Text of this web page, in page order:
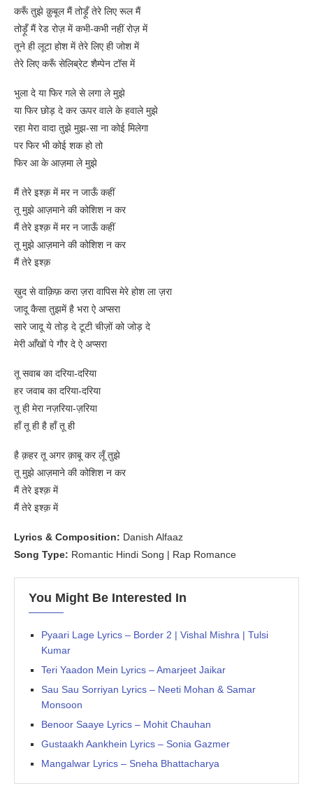
करूँ तुझे क़ुबूल मैं तोड़ूँ तेरे लिए रूल मैं
तोड़ूँ मैं रेड रोज़ में कभी-कभी नहीं रोज़ में
तूने ही लूटा होश में तेरे लिए ही जोश में
तेरे लिए करूँ सेलिब्रेट शैम्पेन टॉस में
भुला दे या फिर गले से लगा ले मुझे
या फिर छोड़ दे कर ऊपर वाले के हवाले मुझे
रहा मेरा वादा तुझे मुझ-सा ना कोई मिलेगा
पर फिर भी कोई शक हो तो
फिर आ के आज़मा ले मुझे
मैं तेरे इश्क़ में मर न जाऊँ कहीं
तू मुझे आज़माने की कोशिश न कर
मैं तेरे इश्क़ में मर न जाऊँ कहीं
तू मुझे आज़माने की कोशिश न कर
मैं तेरे इश्क़
ख़ुद से वाक़िफ़ करा ज़रा वापिस मेरे होश ला ज़रा
जादू कैसा तुझमें है भरा ऐ अप्सरा
सारे जादू ये तोड़ दे टूटी चीज़ों को जोड़ दे
मेरी आँखों पे गौर दे ऐ अप्सरा
तू सवाब का दरिया-दरिया
हर जवाब का दरिया-दरिया
तू ही मेरा नज़रिया-ज़रिया
हाँ तू ही है हाँ तू ही
है क़हर तू अगर क़ाबू कर लूँ तुझे
तू मुझे आज़माने की कोशिश न कर
मैं तेरे इश्क़ में
मैं तेरे इश्क़ में
Lyrics & Composition: Danish Alfaaz
Song Type: Romantic Hindi Song | Rap Romance
You Might Be Interested In
Pyaari Lage Lyrics – Border 2 | Vishal Mishra | Tulsi
Kumar
Teri Yaadon Mein Lyrics – Amarjeet Jaikar
Sau Sau Sorriyan Lyrics – Neeti Mohan & Samar
Monsoon
Benoor Saaye Lyrics – Mohit Chauhan
Gustaakh Aankhein Lyrics – Sonia Gazmer
Mangalwar Lyrics – Sneha Bhattacharya